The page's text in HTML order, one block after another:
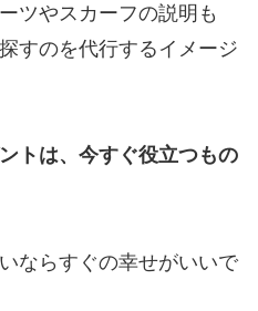
ツやスカーフの説明も
すのを代行するイメージ
トは、今すぐ役立つもの
ならすぐの幸せがいいで